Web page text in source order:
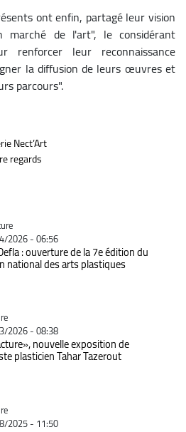
ont enfin, partagé leur vision
marché de l'art", le considérant
renforcer leur reconnaissance
la diffusion de leurs œuvres et
parcours".
Nect’Art
regards
2026 - 06:56
: ouverture de la 7e édition du
national des arts plastiques
2026 - 08:38
nouvelle exposition de
plasticien Tahar Tazerout
2025 - 11:50